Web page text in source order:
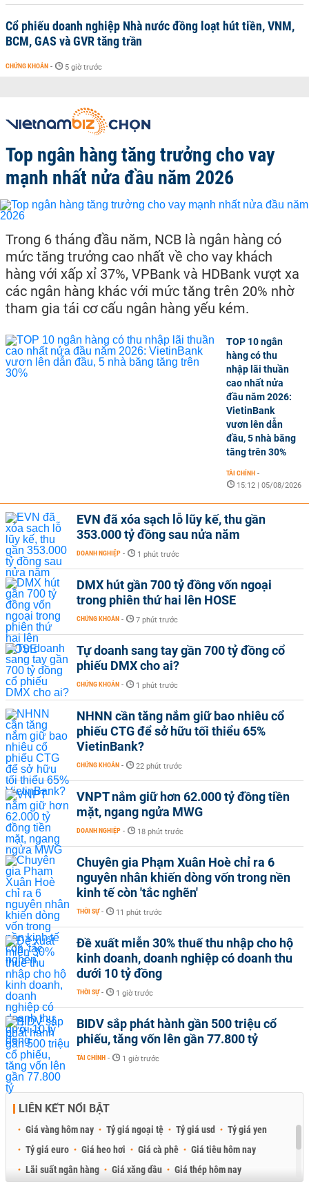
Cổ phiếu doanh nghiệp Nhà nước đồng loạt hút tiền, VNM,
BCM, GAS và GVR tăng trần
CHỨNG KHOÁN - 5 giờ trước
Top ngân hàng tăng trưởng cho vay
mạnh nhất nửa đầu năm 2026
Trong 6 tháng đầu năm, NCB là ngân hàng có
mức tăng trưởng cao nhất về cho vay khách
hàng với xấp xỉ 37%, VPBank và HDBank vượt xa
các ngân hàng khác với mức tăng trên 20% nhờ
tham gia tái cơ cấu ngân hàng yếu kém.
TOP 10 ngân
hàng có thu
nhập lãi thuần
cao nhất nửa
đầu năm 2026:
VietinBank
vươn lên dẫn
đầu, 5 nhà băng
tăng trên 30%
TÀI CHÍNH -
15:12 | 05/08/2026
EVN đã xóa sạch lỗ lũy kế, thu gần
353.000 tỷ đồng sau nửa năm
DOANH NGHIỆP - 1 phút trước
DMX hút gần 700 tỷ đồng vốn ngoại
trong phiên thứ hai lên HOSE
CHỨNG KHOÁN - 7 phút trước
Tự doanh sang tay gần 700 tỷ đồng cổ
phiếu DMX cho ai?
CHỨNG KHOÁN - 1 phút trước
NHNN cần tăng nắm giữ bao nhiêu cổ
phiếu CTG để sở hữu tối thiểu 65%
VietinBank?
CHỨNG KHOÁN - 22 phút trước
VNPT nắm giữ hơn 62.000 tỷ đồng tiền
mặt, ngang ngửa MWG
DOANH NGHIỆP - 18 phút trước
Chuyên gia Phạm Xuân Hoè chỉ ra 6
nguyên nhân khiến dòng vốn trong nền
kinh tế còn 'tắc nghẽn'
THỜI SỰ - 11 phút trước
Đề xuất miễn 30% thuế thu nhập cho hộ
kinh doanh, doanh nghiệp có doanh thu
dưới 10 tỷ đồng
THỜI SỰ - 1 giờ trước
BIDV sắp phát hành gần 500 triệu cổ
phiếu, tăng vốn lên gần 77.800 tỷ
TÀI CHÍNH - 1 giờ trước
LIÊN KẾT NỔI BẬT
Giá vàng hôm nay Tỷ giá ngoại tệ Tỷ giá usd
Tỷ giá yen
Tỷ giá euro
Giá heo hơi Giá cà phê
Giá tiêu hôm nay
Lãi suất ngân hàng
Giá xăng dầu
Giá thép hôm nay